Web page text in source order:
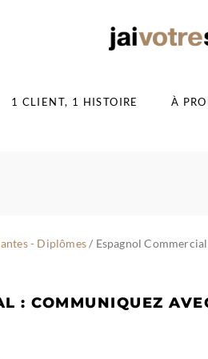
1 CLIENT, 1 HISTOIRE À
- Diplômes/ Espagnol
: COMMUNIQUEZ